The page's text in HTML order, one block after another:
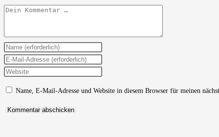
Kommentar
Gib
deinen
Namen
Benutzernamen
zum
Gib
deine
Adresse
Gib
URL
Name, E-Mail-Adresse und Website in diesem Browser für meinen